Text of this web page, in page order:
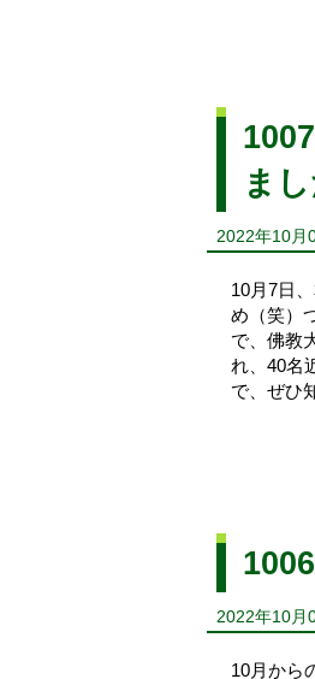
ま
2022年10月
10月7日
め（笑）
で、佛教
れ、40名
で、ぜひ
2022年10月
10月から